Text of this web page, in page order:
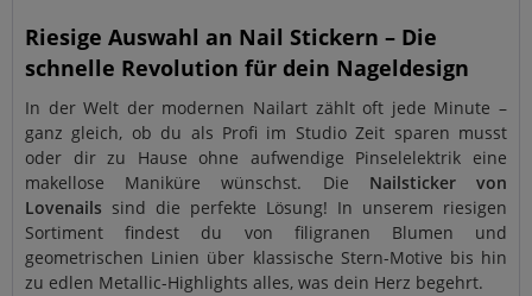
Riesige Auswahl an Nail Stickern – Die
schnelle Revolution für dein Nageldesign
In der Welt der modernen Nailart zählt oft jede Minute –
ganz gleich, ob du als Profi im Studio Zeit sparen musst
oder dir zu Hause ohne aufwendige Pinselelektrik eine
makellose Maniküre wünschst. Die Nailsticker von
Lovenails sind die perfekte Lösung! In unserem riesigen
Sortiment findest du von filigranen Blumen und
geometrischen Linien über klassische Stern-Motive bis hin
zu edlen Metallic-Highlights alles, was dein Herz begehrt.